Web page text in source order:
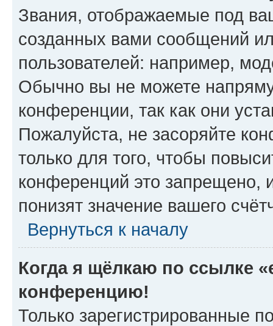
Звания, отображаемые под
созданных вами сообщений
пользователей: например,
Обычно вы не можете
конференции, так как они
Пожалуйста, не засоряйте
только для того, чтобы
конференций это запрещено,
понизят значение вашего
Вернуться к началу
Когда я щёлкаю по ссылке
конференцию!
Только зарегистрированные